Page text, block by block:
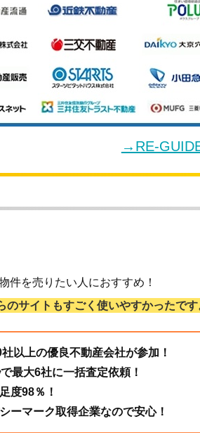
→RE-
件を売りたい人におすすめ！
のサイトもすごく使いやすかったです
以上の優良不動産会社が参加！
最大6社に一括査定依頼！
度98％！
ーマーク取得企業なので安心！